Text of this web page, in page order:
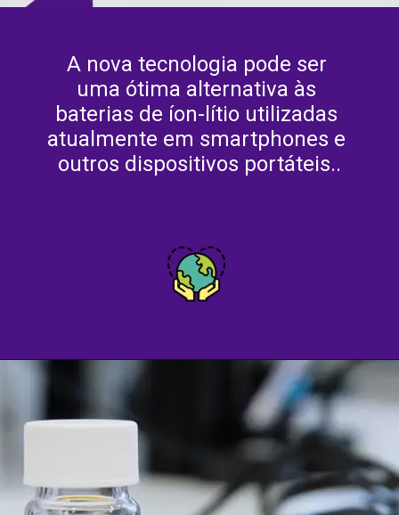
A nova tecnologia pode ser
uma ótima alternativa às
baterias de íon-lítio utilizadas
atualmente em smartphones e
outros dispositivos portáteis..